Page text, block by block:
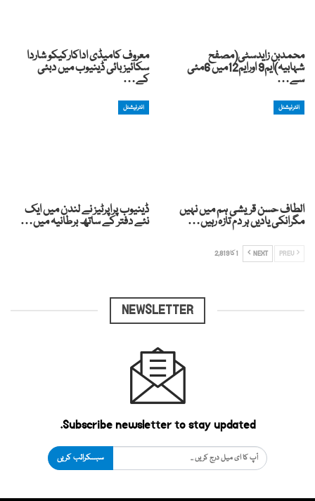
محمدبن زایدسٹی(مصفح
شہابیہ)ایم9 اورایم12میں 6مئی
سے…
معروف کامیڈی اداکارکیکو شاردا
سکائیز بائی ڈینیوب میں دبئی
کے…
انٹرنیشنل
الطاف حسن قریشی ہم میں نہیں
مگرانکی یادیں ہر دم تازہ رہیں…
انٹرنیشنل
ڈینیوب پراپرٹیز نے لندن میں ایک
نئے دفتر کے ساتھ برطانیہ میں…
NEXT 1 کا 2,819
NEWSLETTER
Subscribe newsletter to stay updated.
سبسکرائب کریں